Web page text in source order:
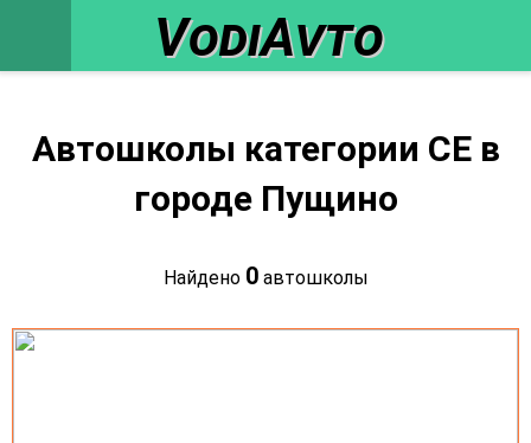
VodiAvto
Автошколы категории CE в
городе Пущино
Найдено 0автошколы